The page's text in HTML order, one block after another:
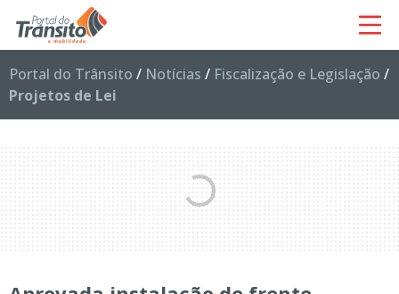
Portal do Trânsito / Notícias / Fiscalização e Legislação /
Projetos de Lei